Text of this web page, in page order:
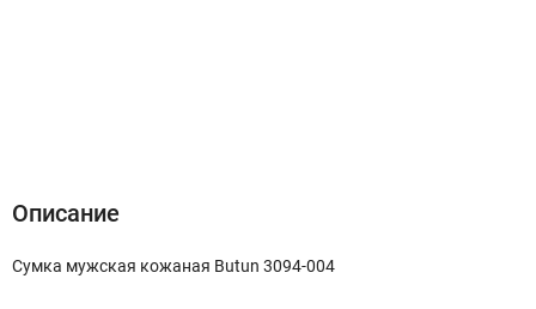
Описание
Сумка мужская кожаная Butun 3094-004